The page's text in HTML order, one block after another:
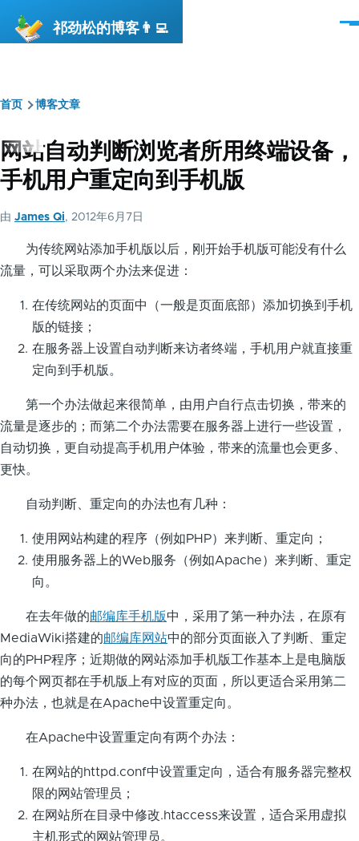
祁劲松的博客👨‍💻
菜
面
包
屑
首页 博客文章
网站自动判断浏览者所用终端设备，
手机用户重定向到手机版
由 James Qi, 2012年6月7日
为传统网站添加手机版以后，刚开始手机版可能没有什么
流量，可以采取两个办法来促进：
在传统网站的页面中（一般是页面底部）添加切换到手机
版的链接；
在服务器上设置自动判断来访者终端，手机用户就直接重
定向到手机版。
第一个办法做起来很简单，由用户自行点击切换，带来的
流量是逐步的；而第二个办法需要在服务器上进行一些设置，
自动切换，更自动提高手机用户体验，带来的流量也会更多、
更快。
自动判断、重定向的办法也有几种：
使用网站构建的程序（例如PHP）来判断、重定向；
使用服务器上的Web服务（例如Apache）来判断、重定
向。
在去年做的邮编库手机版中，采用了第一种办法，在原有
MediaWiki搭建的邮编库网站中的部分页面嵌入了判断、重定
向的PHP程序；近期做的网站添加手机版工作基本上是电脑版
的每个网页都在手机版上有对应的页面，所以更适合采用第二
种办法，也就是在Apache中设置重定向。
在Apache中设置重定向有两个办法：
在网站的httpd.conf中设置重定向，适合有服务器完整权
限的网站管理员；
在网站所在目录中修改.htaccess来设置，适合采用虚拟
主机形式的网站管理员。